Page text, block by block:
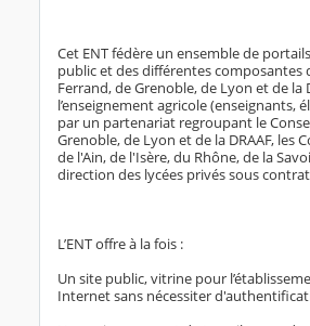
Cet ENT fédère un ensemble de
public et des différentes composantes
Ferrand, de Grenoble, de Lyon et de
l’enseignement agricole
par un partenariat regroupant le
Grenoble, de Lyon et de la DRAAF, les
de l'Ain, de l'Isère, du Rhône, de la
direction des lycées privés sous
L’ENT offre à la fois :
Un site public, vitrine pour
Internet sans nécessiter